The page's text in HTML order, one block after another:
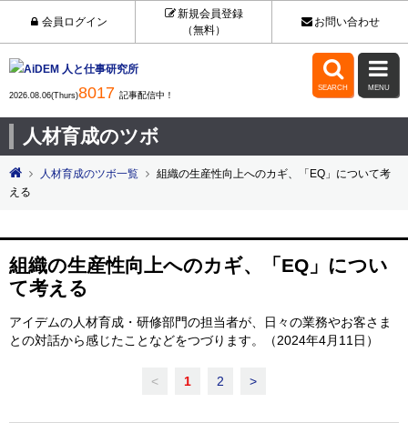
会員ログイン
新規会員登録
（無料）
お問い合わせ
2026.08.06(Thurs)8017 記事配信中！

SEARCH

MENU
人材育成のツボ
人材育成のツボ一覧
組織の生産性向上へのカギ、「EQ」について考
える
組織の生産性向上へのカギ、「EQ」につい
て考える
アイデムの人材育成・研修部門の担当者が、日々の業務やお客さま
との対話から感じたことなどをつづります。（2024年4月11日）
< 1 2 >